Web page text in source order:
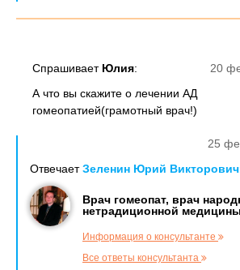
20
Спрашивает Юлия:
А что вы скажите о лечении АД
гомеопатией(грамотный врач!)
25
ОтвечаетЗеленин Юрий Викторович
Врач гомеопат, врач
нетрадиционной
Информация о консультанте
Все ответы консультанта